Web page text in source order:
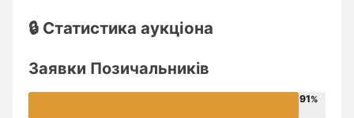
🔒 Статистика аукціона
Заявки Позичальників
91